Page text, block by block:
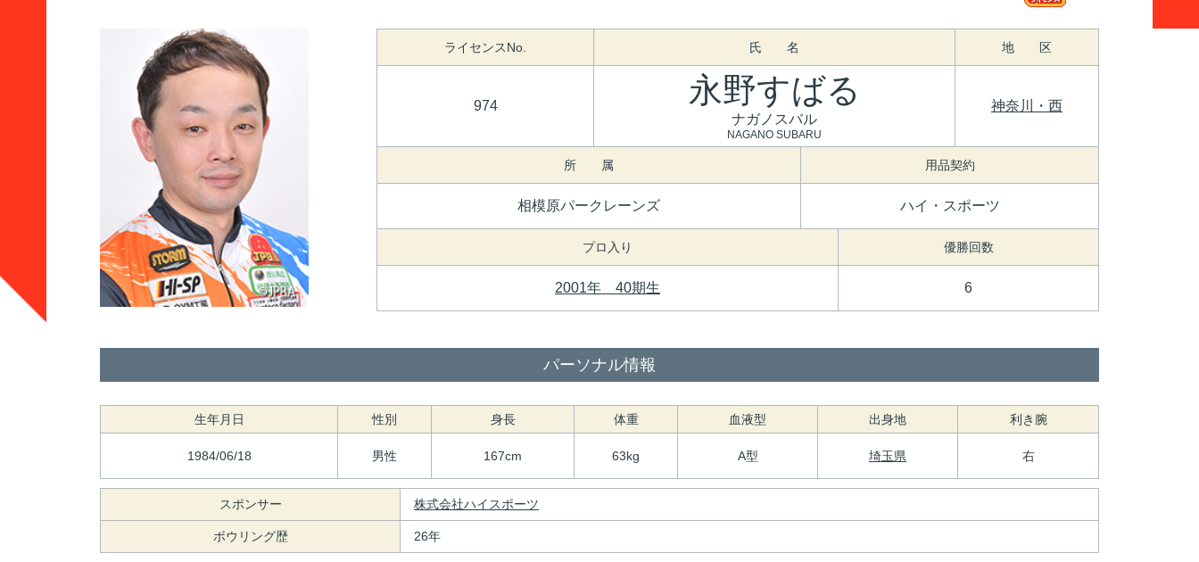
ライセンスNo. 氏 名 地 区
974 永野すばる
ナガノスバル
NAGANO SUBARU
神奈川・西
所 属 用品契約
相模原パークレーンズ ハイ・スポーツ
プロ入り 優勝回数
2001年 40期生 6
パーソナル情報
生年月日 性別 身長 体重 血液型 出身地 利き腕
1984/06/18 男性 167cm 63kg A型 埼玉県 右
スポンサー 株式会社ハイスポーツ
ボウリング歴 26年